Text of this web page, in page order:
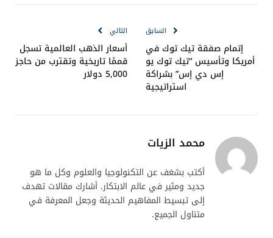
السابق
إتمام صفقة تيك توك في
أمريكا وتأسيس “تيك توك يو
إس دي إس” بشراكة
استراتيجية
التالي
أسعار الذهب العالمية تسجل
قممًا تاريخية وتقترب من حاجز
5,000 دولار
محمد الزيات
أكتب بشغف عن التكنولوجيا والعلوم وكل ما هو
جديد ومثير في عالم الابتكار. أشارك مقالات تهدف
إلى تبسيط المفاهيم الحديثة وجعل المعرفة في
متناول الجميع.